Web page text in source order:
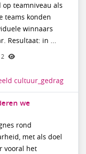
op teamniveau als
teams konden
winnaars
Resultaat: in ...
2
cultuur_gedrag
we
rond
met als doel
vooral het